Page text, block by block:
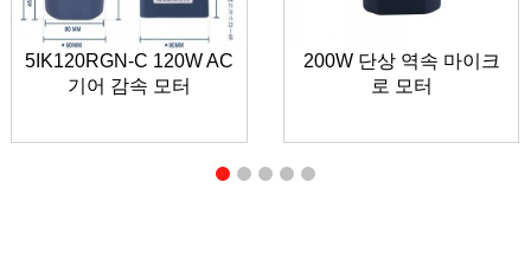
5IK120RGN-C 120W AC
기어 감속 모터
200W 단상 역속 마이크
로 모터